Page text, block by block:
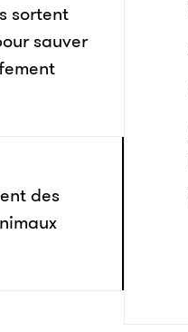
sortent
sauver
des